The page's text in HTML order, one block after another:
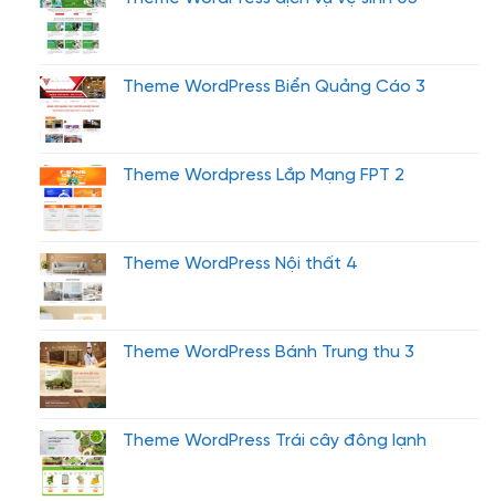
Theme WordPress Biển Quảng Cáo 3
Theme Wordpress Lắp Mạng FPT 2
Theme WordPress Nội thất 4
Theme WordPress Bánh Trung thu 3
Theme WordPress Trái cây đông lạnh